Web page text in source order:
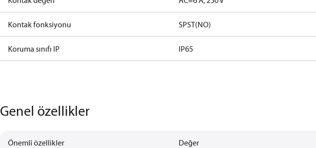
Kontak fonksiyonu SPST(NO)
Koruma sınıfı IP IP65
Genel özellikler
Önemli özellikler Değer